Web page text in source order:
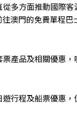
多方面推動國際客
澳門的免費單程
產品及相關優惠，
行程及船票優惠，